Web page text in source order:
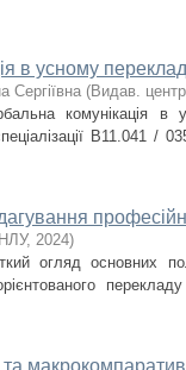
в усному
Сергіївна (Видав.
комунікація
В11.041 /
, 2024)
огляд основних
та